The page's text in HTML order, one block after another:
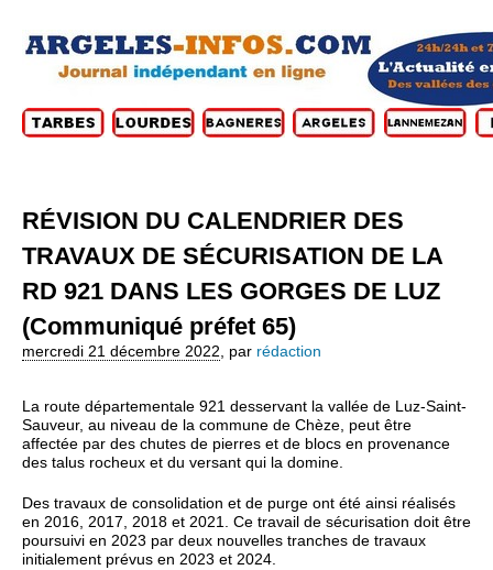
RÉVISION DU CALENDRIER DES
TRAVAUX DE SÉCURISATION DE LA
RD 921 DANS LES GORGES DE LUZ
(Communiqué préfet 65)
mercredi 21 décembre 2022 par rédaction
La route départementale 921 desservant la vallée de Luz-Saint-
Sauveur, au niveau de la commune de Chèze, peut être
affectée par des chutes de pierres et de blocs en provenance
des talus rocheux et du versant qui la domine.
Des travaux de consolidation et de purge ont été ainsi réalisés
en 2016, 2017, 2018 et 2021. Ce travail de sécurisation doit être
poursuivi en 2023 par deux nouvelles tranches de travaux
initialement prévus en 2023 et 2024.